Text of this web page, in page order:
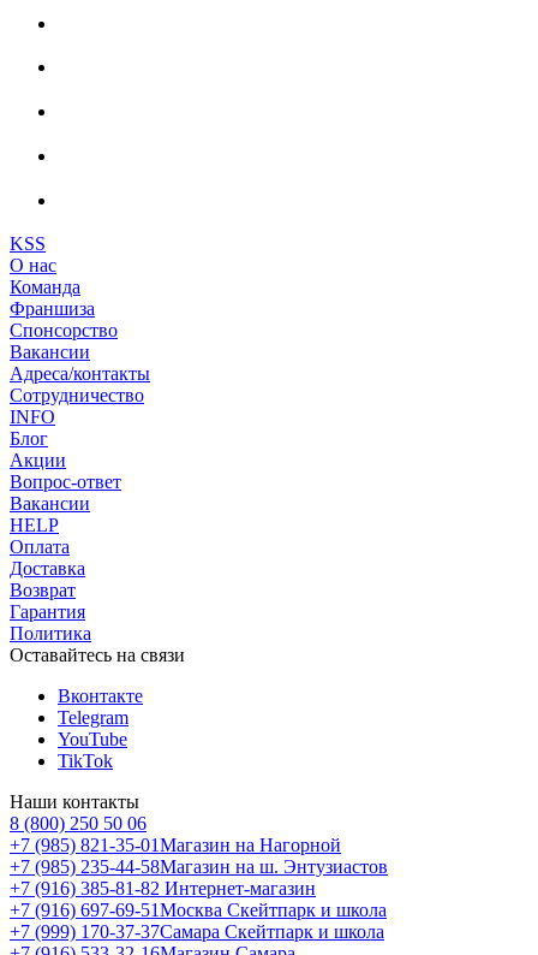
KSS
О нас
Команда
Франшиза
Спонсорство
Вакансии
Адреса/контакты
Сотрудничество
INFO
Блог
Акции
Вопрос-ответ
Вакансии
HELP
Оплата
Доставка
Возврат
Гарантия
Политика
Оставайтесь на связи
Вконтакте
Telegram
YouTube
TikTok
Наши контакты
8 (800) 250 50 06
+7 (985) 821-35-01Магазин на Нагорной
+7 (985) 235-44-58Магазин на ш. Энтузиастов
+7 (916) 385-81-82 Интернет-магазин
+7 (916) 697-69-51Москва Скейтпарк и школа
+7 (999) 170-37-37Самара Скейтпарк и школа